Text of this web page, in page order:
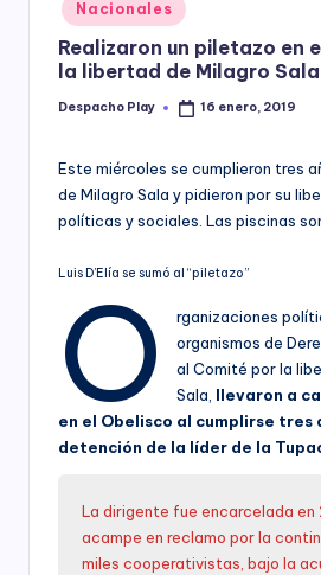
y
in
Nacionales
Realizaron un piletazo en
la libertad de Milagro Sala
Posted
Despacho Play 16 enero, 2019
Este miércoles se cumplieron tres
de Milagro Sala y pidieron por su
políticas y sociales. Las piscinas
Luis D’Elía se sumó al “piletazo”
O
rganizaciones
organismos de
al Comité por la
Sala, llevaron a
en el Obelisco al cumplirse tres
detención de la líder de la
La dirigente fue encarcelada en
acampe en reclamo por la
miles cooperativistas, bajo la